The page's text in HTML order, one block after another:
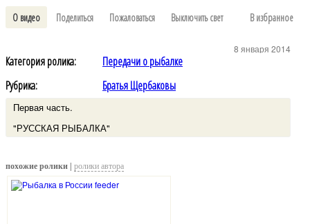
О видео Поделиться Пожаловаться Выключить свет В избранное
Категория ролика:
Передачи о рыбалке
Рубрика:
Братья Щербаковы
Первая часть.
"РУССКАЯ РЫБАЛКА"
8 января 2014
похожие ролики | ролики автора